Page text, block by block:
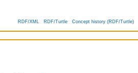
RDF/XML RDF/Turtle Concept history (RDF/Turtle)